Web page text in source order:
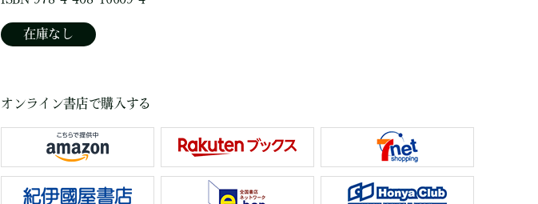
在庫なし
オンライン書店で購入する